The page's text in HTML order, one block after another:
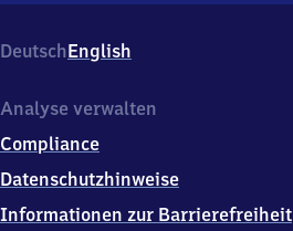
Bahnhofsplatz
4,
5
7
6
DeutschEnglish
Analyse verwalten
Compliance
Datenschutzhinweise
Informationen zur Barrierefreiheit